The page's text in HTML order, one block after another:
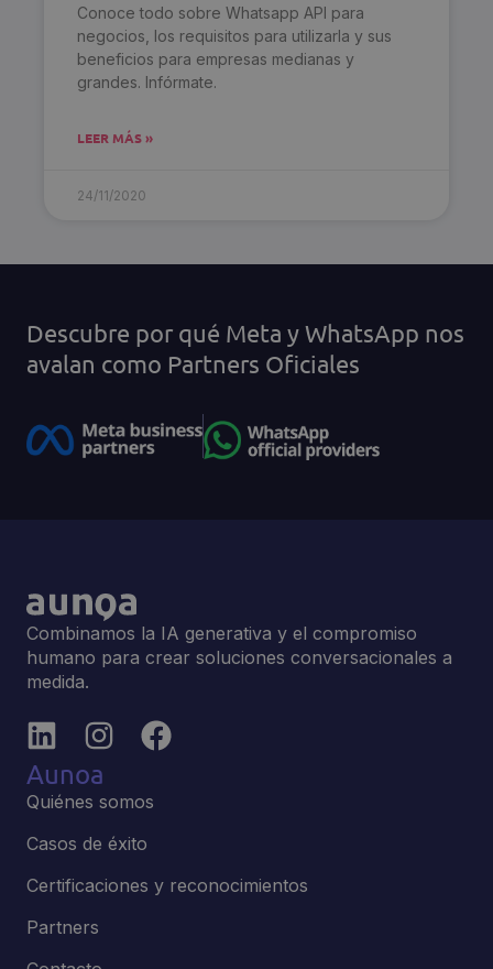
Conoce todo sobre Whatsapp API para
negocios, los requisitos para utilizarla y sus
beneficios para empresas medianas y
grandes. Infórmate.
LEER MÁS »
24/11/2020
Descubre por qué Meta y WhatsApp nos
avalan como Partners Oficiales
Combinamos la IA generativa y el compromiso
humano para crear soluciones conversacionales a
medida.
Aunoa
Quiénes somos
Casos de éxito
Certificaciones y reconocimientos
Partners